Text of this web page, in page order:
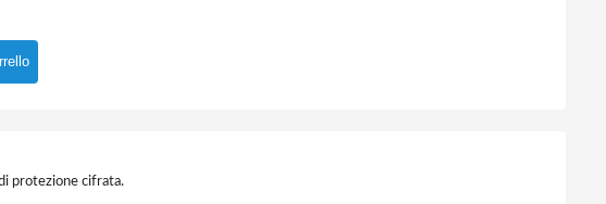
protezione cifrata.